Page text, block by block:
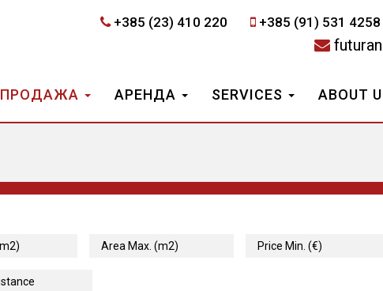
+385 (23) 410 220 +385 (91) 531 4258
ПРОДАЖА АРЕНДА SERVICES ABOUT